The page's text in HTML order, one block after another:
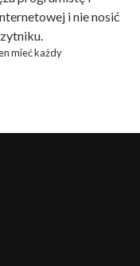
i nie nosić
mieć każdy